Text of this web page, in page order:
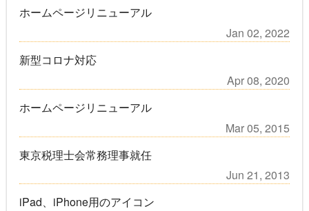
ホームページリニューアル
Jan 02, 2022
新型コロナ対応
Apr 08, 2020
ホームページリニューアル
Mar 05, 2015
東京税理士会常務理事就任
Jun 21, 2013
iPad、iPhone用のアイコン